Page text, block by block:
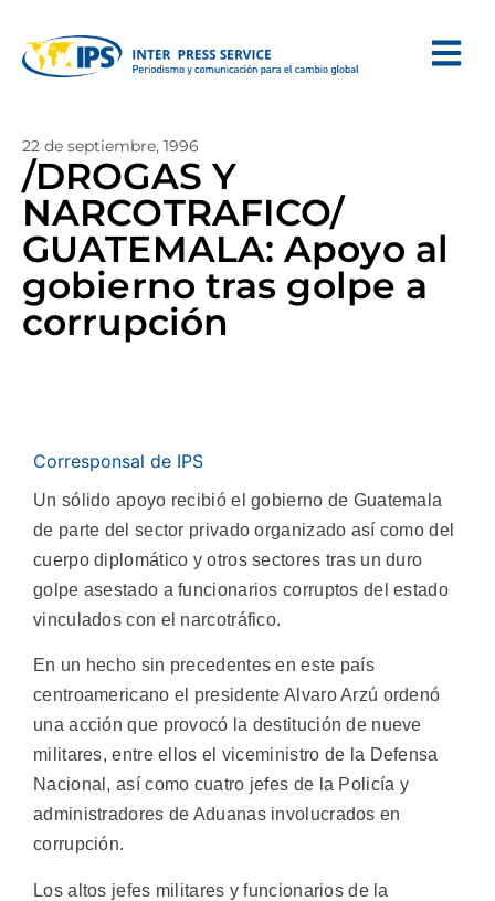
22 de septiembre, 1996
/DROGAS Y
NARCOTRAFICO/
GUATEMALA: Apoyo al
gobierno tras golpe a
corrupción
Corresponsal de IPS
Un sólido apoyo recibió el gobierno de Guatemala
de parte del sector privado organizado así como del
cuerpo diplomático y otros sectores tras un duro
golpe asestado a funcionarios corruptos del estado
vinculados con el narcotráfico.
En un hecho sin precedentes en este país
centroamericano el presidente Alvaro Arzú ordenó
una acción que provocó la destitución de nueve
militares, entre ellos el viceministro de la Defensa
Nacional, así como cuatro jefes de la Policía y
administradores de Aduanas involucrados en
corrupción.
Los altos jefes militares y funcionarios de la